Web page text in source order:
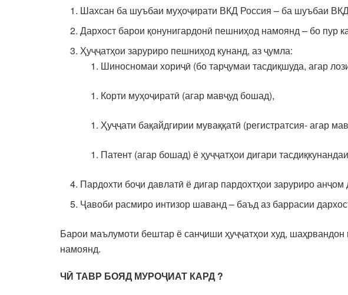
Шахсан ба шуъбаи муҳоҷирати ВКД Россия – ба шуъбаи
Дархост барои қонунигардонӣ пешниҳод намоянд – бо пур
Ҳуҷҷатҳои заруриро пешниҳод кунанд, аз ҷумла:
Шиносномаи хориҷӣ (бо тарҷумаи тасдиқшуда, агар
Корти муҳоҷиратӣ (агар мавҷуд бошад),
Ҳуҷҷати бақайдгирии муваққатӣ (регистратсия- агар
Патент (агар бошад) ё ҳуҷҷатҳои дигари
Пардохти боҷи давлатӣ ё дигар пардохтҳои заруриро анҷом
Ҷавоби расмиро интизор шаванд – баъд аз баррасии
Барои маълумоти бештар ё санҷиши ҳуҷҷатҳои худ,
намоянд.
ЧӢ ТАВР БОЯД МУРОҶИАТ КАРД ?